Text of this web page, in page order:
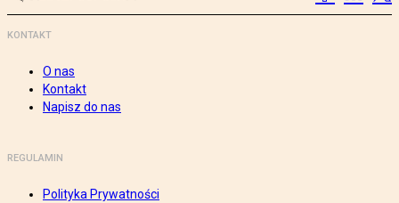
KONTAKT
O nas
Kontakt
Napisz do nas
REGULAMIN
Polityka Prywatności